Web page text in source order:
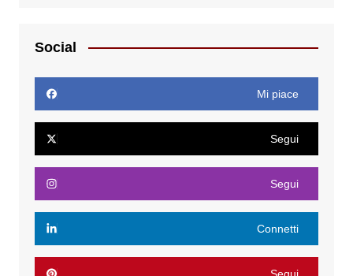
Social
Mi piace
Segui
Segui
Connetti
Segui